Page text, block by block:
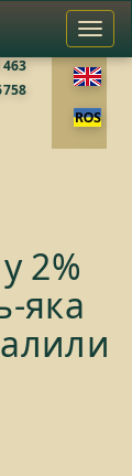
2%
яка